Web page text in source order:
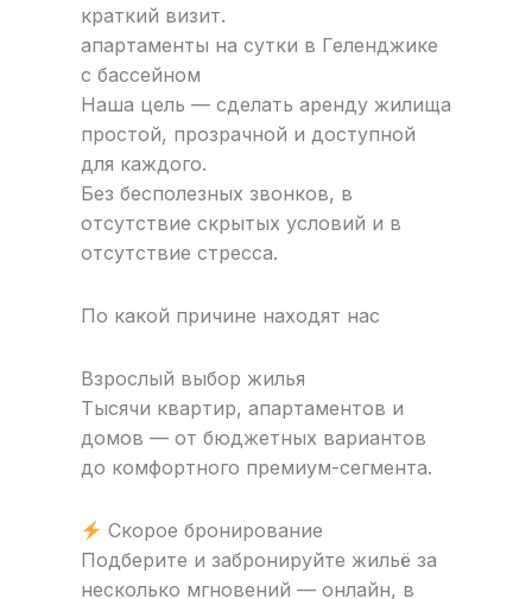
краткий визит.
апартаменты на сутки в Геленджике
с бассейном
Наша цель — сделать аренду жилища
простой, прозрачной и доступной
для каждого.
Без бесполезных звонков, в
отсутствие скрытых условий и в
отсутствие стресса.
По какой причине находят нас
Взрослый выбор жилья
Тысячи квартир, апартаментов и
домов — от бюджетных вариантов
до комфортного премиум-сегмента.
Скорое бронирование
Подберите и забронируйте жильё за
несколько мгновений — онлайн, в